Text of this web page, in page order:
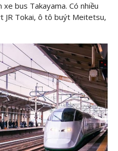
bus Takayama. Có nhiều
JR Tokai, ô tô buýt Meitetsu,